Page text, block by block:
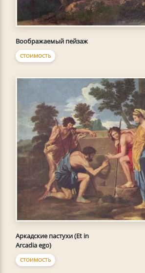
Воображаемый пейзаж
СТОИМОСТЬ
Аркадские пастухи (Et in
Arcadia ego)
СТОИМОСТЬ